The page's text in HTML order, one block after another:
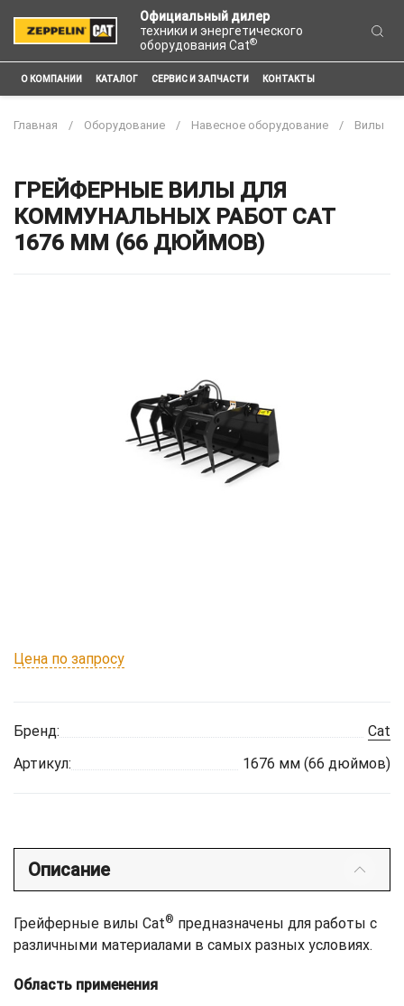
Официальный дилер
техники и энергетического
оборудования Cat®
О КОМПАНИИ КАТАЛОГ СЕРВИС И ЗАПЧАСТИ КОНТАКТЫ
Главная Оборудование Навесное оборудование Вилы
ГРЕЙФЕРНЫЕ ВИЛЫ ДЛЯ
КОММУНАЛЬНЫХ РАБОТ CAT
1676 ММ (66 ДЮЙМОВ)
Цена по запросу
Бренд:
Cat
Артикул:
1676 мм (66 дюймов)
Описание
Грейферные вилы Cat® предназначены для работы с
различными материалами в самых разных условиях.
Область применения